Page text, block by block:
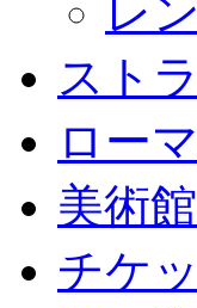
レ
スト
ロー
美術
チケ